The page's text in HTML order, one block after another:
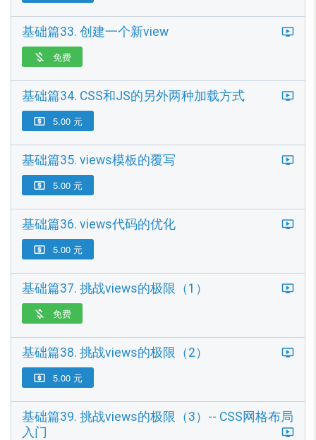
基础篇33. 创建一个新view
 免费
基础篇34. CSS和JS的另外两种加载方式
 5.00 元
基础篇35. views模板的覆写
 5.00 元
基础篇36. views代码的优化
 5.00 元
基础篇37. 挑战views的极限（1）
 免费
基础篇38. 挑战views的极限（2）
 5.00 元
基础篇39. 挑战views的极限（3）-- CSS网格布局
入门